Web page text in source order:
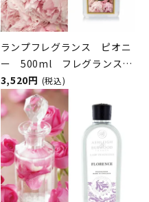
ランプフレグランス ピオニ
ー 500ml フレグランスラ
ンプ用オイル
ASHLEIGH&BURWOOD（ア
シュレイアンドバーウッド）
3,520円 (税込)